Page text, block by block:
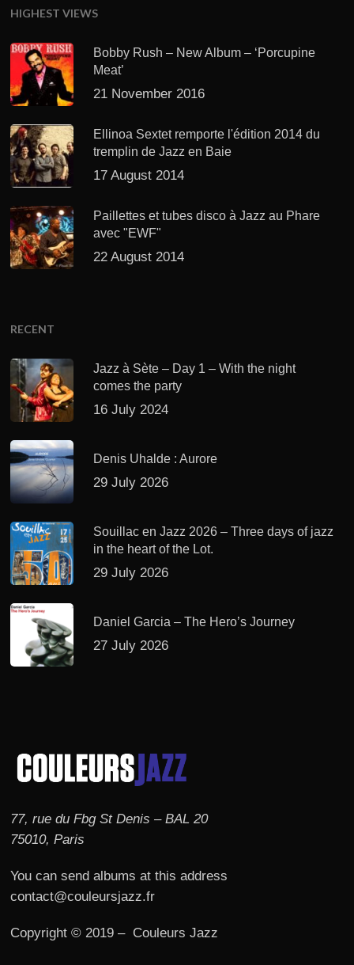
HIGHEST VIEWS
Bobby Rush – New Album – ‘Porcupine
Meat’
21 November 2016
Ellinoa Sextet remporte l'édition 2014 du
tremplin de Jazz en Baie
17 August 2014
Paillettes et tubes disco à Jazz au Phare
avec "EWF"
22 August 2014
RECENT
Jazz à Sète – Day 1 – With the night
comes the party
16 July 2024
Denis Uhalde : Aurore
29 July 2026
Souillac en Jazz 2026 – Three days of jazz
in the heart of the Lot.
29 July 2026
Daniel Garcia – The Hero’s Journey
27 July 2026
77, rue du Fbg St Denis – BAL 20
75010, Paris
You can send albums at this address
contact@couleursjazz.fr
Copyright © 2019 – Couleurs Jazz